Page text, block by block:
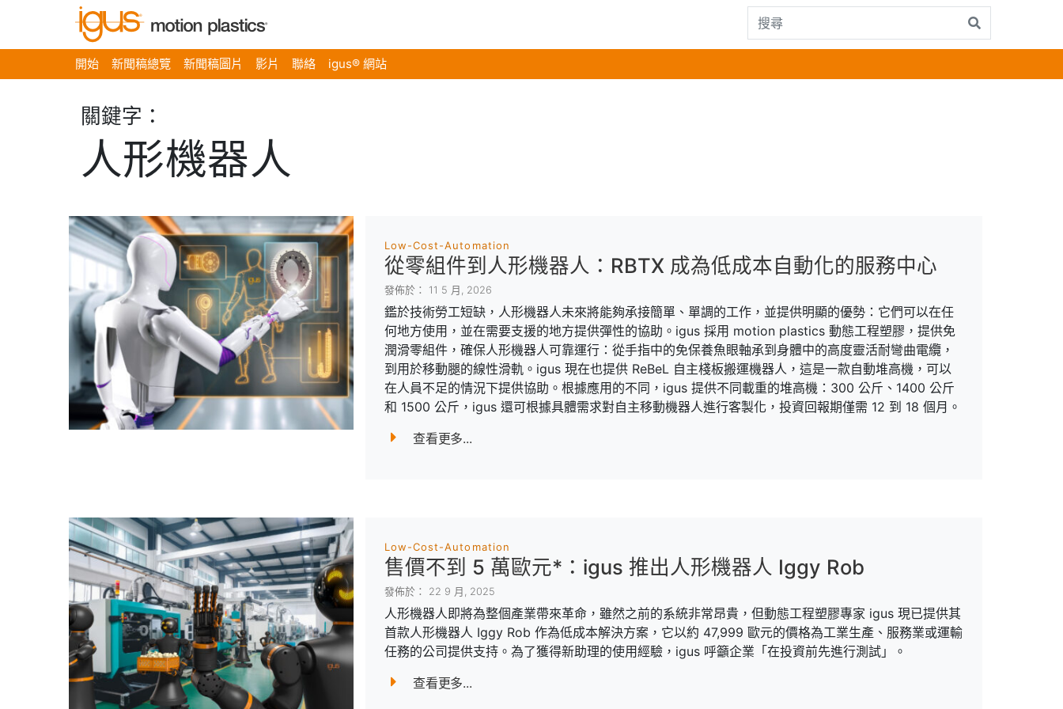
開始 新聞稿總覽 新聞稿圖片 影片 聯絡 igus® 網站
關鍵字：
人形機器人
Low-Cost-Automation
從零組件到人形機器人：RBTX 成為低成本自動化的服務中心
發佈於： 11 5 月, 2026
鑑於技術勞工短缺，人形機器人未來將能夠承接簡單、單調的工作，並提供明顯的優勢：它們可以在任
何地方使用，並在需要支援的地方提供彈性的協助。igus 採用 motion plastics 動態工程塑膠，提供免
潤滑零組件，確保人形機器人可靠運行：從手指中的免保養魚眼軸承到身體中的高度靈活耐彎曲電纜，
到用於移動腿的線性滑軌。igus 現在也提供 ReBeL 自主棧板搬運機器人，這是一款自動堆高機，可以
在人員不足的情況下提供協助。根據應用的不同，igus 提供不同載重的堆高機：300 公斤、1400 公斤
和 1500 公斤，igus 還可根據具體需求對自主移動機器人進行客製化，投資回報期僅需 12 到 18 個月。
查看更多...
Low-Cost-Automation
售價不到 5 萬歐元*：igus 推出人形機器人 Iggy Rob
發佈於： 22 9 月, 2025
人形機器人即將為整個產業帶來革命，雖然之前的系統非常昂貴，但動態工程塑膠專家 igus 現已提供其
首款人形機器人 Iggy Rob 作為低成本解決方案，它以約 47,999 歐元的價格為工業生產、服務業或運輸
任務的公司提供支持。為了獲得新助理的使用經驗，igus 呼籲企業「在投資前先進行測試」。
查看更多...